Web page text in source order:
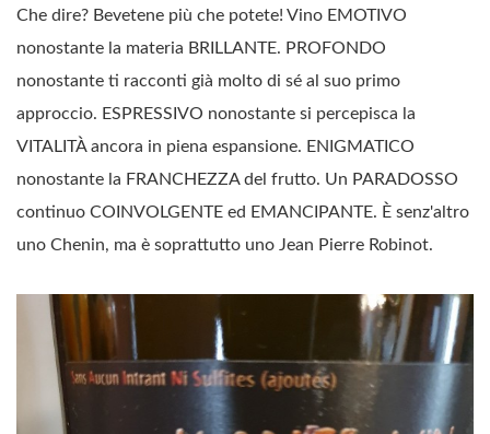
Che dire? Bevetene più che potete! Vino EMOTIVO
nonostante la materia BRILLANTE. PROFONDO
nonostante ti racconti già molto di sé al suo primo
approccio. ESPRESSIVO nonostante si percepisca la
VITALITÀ ancora in piena espansione. ENIGMATICO
nonostante la FRANCHEZZA del frutto. Un PARADOSSO
continuo COINVOLGENTE ed EMANCIPANTE. È senz'altro
uno Chenin, ma è soprattutto uno Jean Pierre Robinot.